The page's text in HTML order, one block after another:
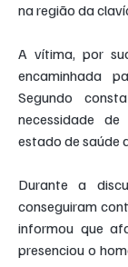
na região da
A vítima, por
encaminhada
Segundo
necessidade
estado de saúde
Durante a
conseguiram
informou que
presenciou o